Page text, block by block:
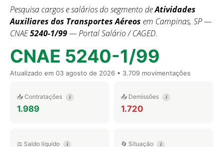
Pesquisa cargos e salários do segmento deAtividades
Auxiliares dos Transportes Aéreos em Campinas, SP —
CNAE5240-1/99— Portal Salário / CAGED.
CNAE 5240-1/99
Atualizado em 03 agosto de 2026 • 3.709 movimentações
📥 Contratações i
1.989
📤 Demissões i
1.720
⚖️ Saldo líquido i 🔄 Situação i